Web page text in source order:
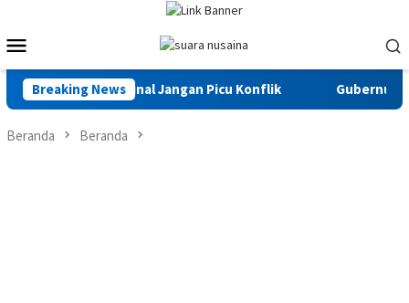
konten
Mobile
Breaking News
Kasus Kriminal Jangan Picu Konflik Gubernur Maluku
Beranda Beranda